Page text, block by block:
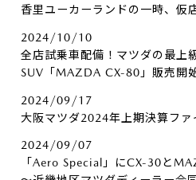
香里ユーカーランドの一時、仮
2024/10/10
全店試乗車配備！マツダの最上
SUV「MAZDA CX-80」販売開始
2024/09/17
大阪マツダ2024年上期決算ファ
2024/09/07
「Aero Special」にCX-30と